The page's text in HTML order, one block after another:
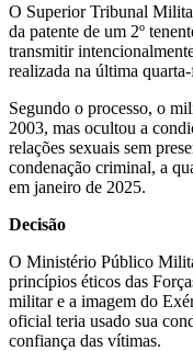
O Superior Tribunal
da patente de um 2º
transmitir
realizada na última
Segundo o processo, o
2003, mas ocultou a
relações sexuais sem
condenação criminal, a
em janeiro de 2025.
Decisão
O Ministério Público
princípios éticos das
militar e a imagem do
oficial teria usado sua
confiança das vítimas.